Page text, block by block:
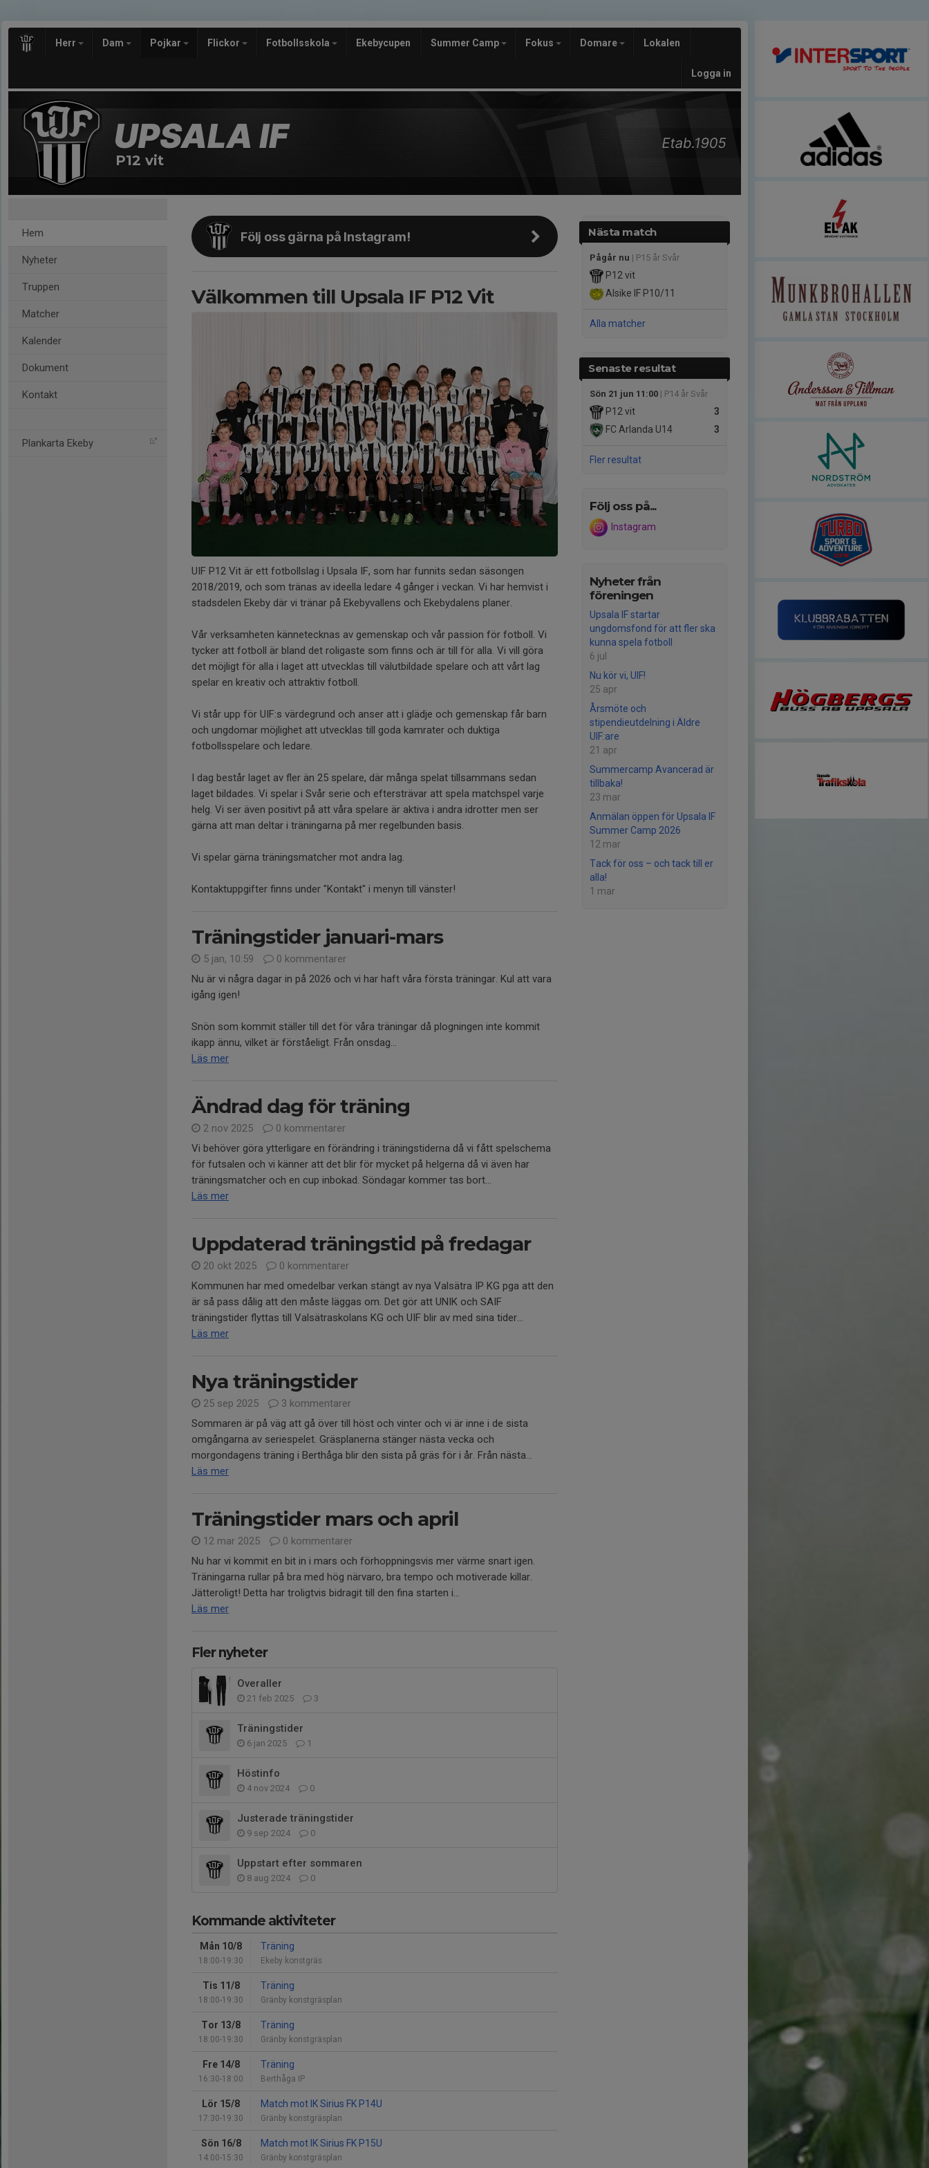
Herr Dam Pojkar Flickor Fotbollsskola Ekebycupen Summer Camp Fokus Domare Lokalen
Logga in
P12 vit
Hem
Nyheter
Truppen
Matcher
Kalender
Dokument
Kontakt
Plankarta Ekeby
Nästa match
Pågår nu | P15 år Svår
P12 vit
Alsike IF P10/11
Alla matcher
Senaste resultat
Sön 21 jun 11:00 | P14 år Svår
3
P12 vit
3
FC Arlanda U14
Fler resultat
Följ oss på...
Instagram
Nyheter från
föreningen
Upsala IF startar
ungdomsfond för att fler ska
kunna spela fotboll
6 jul
Nu kör vi, UIF!
25 apr
Årsmöte och
stipendieutdelning i Äldre
UIF:are
21 apr
Summercamp Avancerad är
tillbaka!
23 mar
Anmälan öppen för Upsala IF
Summer Camp 2026
12 mar
Tack för oss – och tack till er
alla!
1 mar
Följ oss gärna på Instagram!
Välkommen till Upsala IF P12 Vit
UIF P12 Vit är ett fotbollslag i Upsala IF, som har funnits sedan säsongen
2018/2019, och som tränas av ideella ledare 4 gånger i veckan. Vi har hemvist i
stadsdelen Ekeby där vi tränar på Ekebyvallens och Ekebydalens planer.
Vår verksamheten kännetecknas av gemenskap och vår passion för fotboll. Vi
tycker att fotboll är bland det roligaste som finns och är till för alla. Vi vill göra
det möjligt för alla i laget att utvecklas till välutbildade spelare och att vårt lag
spelar en kreativ och attraktiv fotboll.
Vi står upp för UIF:s värdegrund och anser att i glädje och gemenskap får barn
och ungdomar möjlighet att utvecklas till goda kamrater och duktiga
fotbollsspelare och ledare.
I dag består laget av fler än 25 spelare, där många spelat tillsammans sedan
laget bildades. Vi spelar i Svår serie och eftersträvar att spela matchspel varje
helg. Vi ser även positivt på att våra spelare är aktiva i andra idrotter men ser
gärna att man deltar i träningarna på mer regelbunden basis.
Vi spelar gärna träningsmatcher mot andra lag.
Kontaktuppgifter finns under "Kontakt" i menyn till vänster!
Träningstider januari-mars
5 jan, 10:59
0 kommentarer
Nu är vi några dagar in på 2026 och vi har haft våra första träningar. Kul att vara
igång igen!
Snön som kommit ställer till det för våra träningar då plogningen inte kommit
ikapp ännu, vilket är förståeligt. Från onsdag...
Läs mer
Ändrad dag för träning
2 nov 2025
0 kommentarer
Vi behöver göra ytterligare en förändring i träningstiderna då vi fått spelschema
för futsalen och vi känner att det blir för mycket på helgerna då vi även har
träningsmatcher och en cup inbokad. Söndagar kommer tas bort...
Läs mer
Uppdaterad träningstid på fredagar
20 okt 2025
0 kommentarer
Kommunen har med omedelbar verkan stängt av nya Valsätra IP KG pga att den
är så pass dålig att den måste läggas om. Det gör att UNIK och SAIF
träningstider flyttas till Valsätraskolans KG och UIF blir av med sina tider...
Läs mer
Nya träningstider
25 sep 2025
3 kommentarer
Sommaren är på väg att gå över till höst och vinter och vi är inne i de sista
omgångarna av seriespelet. Gräsplanerna stänger nästa vecka och
morgondagens träning i Berthåga blir den sista på gräs för i år. Från nästa...
Läs mer
Träningstider mars och april
12 mar 2025
0 kommentarer
Nu har vi kommit en bit in i mars och förhoppningsvis mer värme snart igen.
Träningarna rullar på bra med hög närvaro, bra tempo och motiverade killar.
Jätteroligt! Detta har troligtvis bidragit till den fina starten i...
Läs mer
Fler nyheter
Overaller
21 feb 2025 3
Träningstider
6 jan 2025 1
Höstinfo
4 nov 2024 0
Justerade träningstider
9 sep 2024 0
Uppstart efter sommaren
8 aug 2024 0
Kommande aktiviteter
Mån 10/8
18:00-19:30
Träning
Ekeby konstgräs
Tis 11/8
18:00-19:30
Träning
Gränby konstgräsplan
Tor 13/8
18:00-19:30
Träning
Gränby konstgräsplan
Fre 14/8
16:30-18:00
Träning
Berthåga IP
Lör 15/8
17:30-19:30
Match mot IK Sirius FK P14U
Gränby konstgräsplan
Sön 16/8
14:00-15:30
Match mot IK Sirius FK P15U
Gränby konstgräsplan